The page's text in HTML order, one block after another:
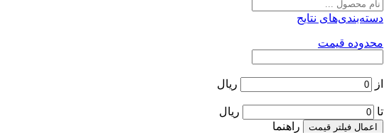
دسته‌بندی‌های نتایج
محدوده قیمت
از ریال
تا ریال
اعمال فیلتر قیمت
راهنما